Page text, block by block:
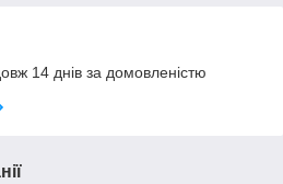
14 днів за домовленістю